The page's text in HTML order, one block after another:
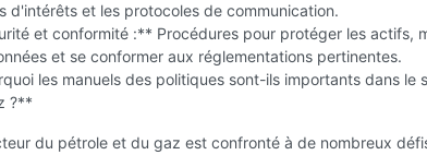
d'intérêts et les protocoles de communication.
et conformité :** Procédures pour protéger les actifs,
et se conformer aux réglementations pertinentes.
les manuels des politiques sont-ils importants dans le
?**
du pétrole et du gaz est confronté à de nombreux